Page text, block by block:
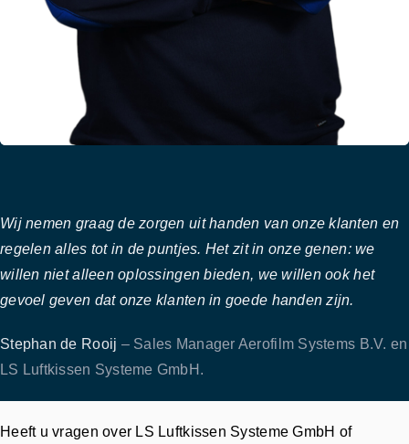
Wij nemen graag de zorgen uit handen van onze klanten en
regelen alles tot in de puntjes. Het zit in onze genen: we
willen niet alleen oplossingen bieden, we willen ook het
gevoel geven dat onze klanten in goede handen zijn.
Stephan de Rooij – Sales Manager Aerofilm Systems B.V. en
LS Luftkissen Systeme GmbH.
Heeft u vragen over LS Luftkissen Systeme GmbH of